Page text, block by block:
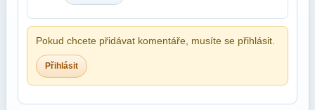
Pokud chcete přidávat komentáře, musíte se přihlásit.
Přihlásit